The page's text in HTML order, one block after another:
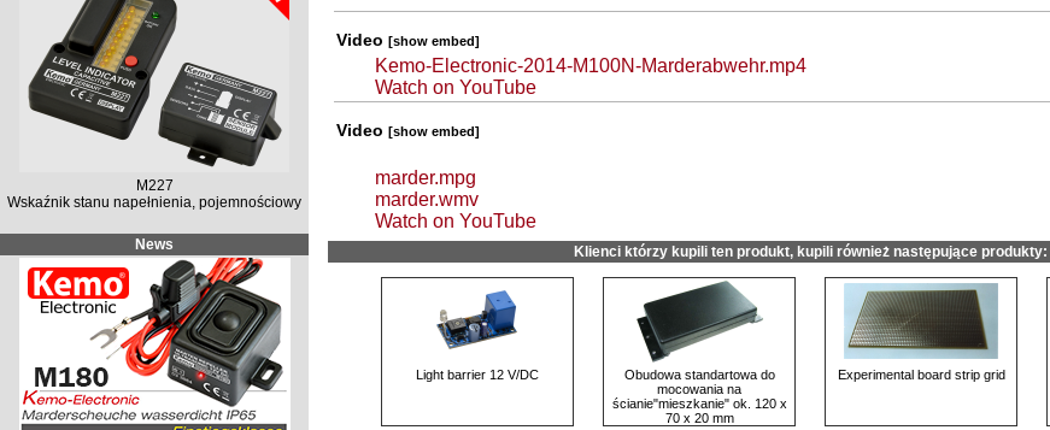
M227
Wskaźnik stanu napełnienia, pojemnościowy
News
Video [show embed]
Kemo-Electronic-2014-M100N-Marderabwehr.mp4
Watch on YouTube
Video [show embed]
marder.mpg
marder.wmv
Watch on YouTube
Klienci którzy kupili ten produkt, kupili również następujące produkty:
Light barrier 12 V/DC
Obudowa standartowa do
mocowania na
ścianie"mieszkanie" ok. 120 x
70 x 20 mm
Experimental board strip grid